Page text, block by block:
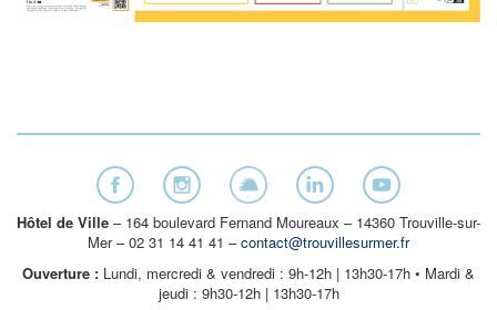
Hôtel de Ville – 164 boulevard Fernand Moureaux – 14360 Trouville-sur-
Mer – 02 31 14 41 41 –contact@trouvillesurmer.fr
Ouverture : Lundi, mercredi & vendredi : 9h-12h | 13h30-17h • Mardi &
jeudi : 9h30-12h | 13h30-17h